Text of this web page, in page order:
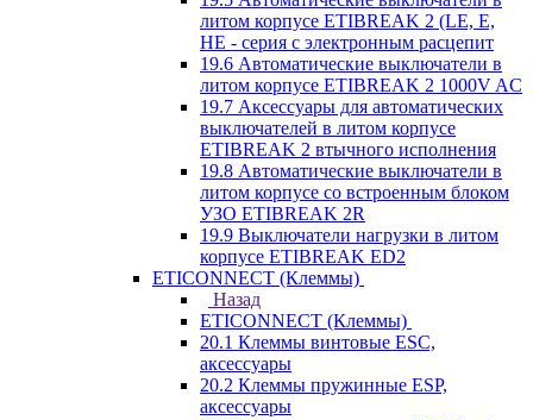
литом корпусе ETIBREAK 2 (LE, E,
HE - серия с электронным расцепит
19.6 Автоматические выключатели в
литом корпусе ETIBREAK 2 1000V AC
19.7 Аксессуары для автоматических
выключателей в литом корпусе
ETIBREAK 2 втычного исполнения
19.8 Автоматические выключатели в
литом корпусе со встроенным блоком
УЗО ETIBREAK 2R
19.9 Выключатели нагрузки в литом
корпусе ETIBREAK ED2
ETICONNECT (Клеммы)
Назад
ETICONNECT (Клеммы)
20.1 Клеммы винтовые ESC,
аксессуары
20.2 Клеммы пружинные ESP,
аксессуары